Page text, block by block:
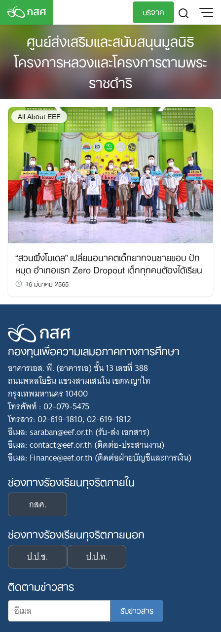
Skip
บริจาค
TH
ศูนย์ส่งเสริมและสนับสนุนมูลนิธิ
โครงการหลวงและโครงการตามพระ
ราชดำริ
All About EEF
“สวนผึ้งโมเดล” เปลี่ยนอนาคตเด็กยากจนชายขอบ ปัก
หมุด อำเภอแรก Zero Dropout เด็กทุกคนต้องได้เรียน
16 มีนาคม 2565
กองทุนเพื่อความเสมอภาคทางการศึกษา
อาคารเอส. พี. (อาคารเอ) ชั้น 13 เลขที่ 388
ถนนพหลโยธิน แขวงสามเสนใน เขตพญาไท
กรุงเทพมหานคร 10400
โทรศัพท์ : 02-079-5475
โทรสาร: 02-619-1810, 02-619-1812
อีเมล: saraban@eef.or.th (รับ-ส่ง เอกสาร)
อีเมล: contact@eef.or.th (ติดต่อ-ประสานงาน)
อีเมล: Finance@eef.or.th (ติดต่อฝ่ายบัญชีและการเงิน)
ช่องทางร้องเรียนทุจริตภายใน
กสศ.
ช่องทางร้องเรียนทุจริตภายนอก
ป.ป.ช. ป.ป.ท.
ติดตามข่าวสาร